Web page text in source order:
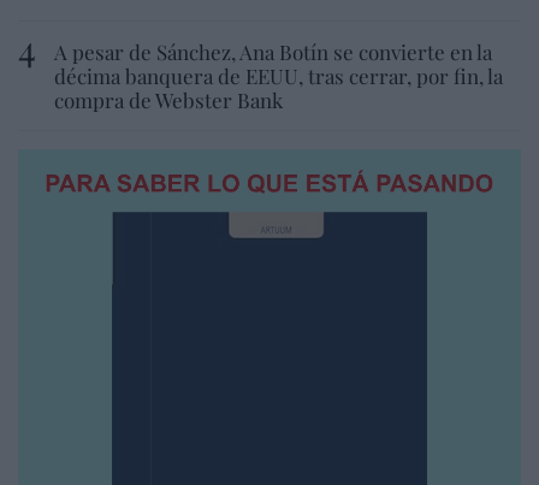
A pesar de Sánchez, Ana Botín se convierte en la
décima banquera de EEUU, tras cerrar, por fin, la
compra de Webster Bank